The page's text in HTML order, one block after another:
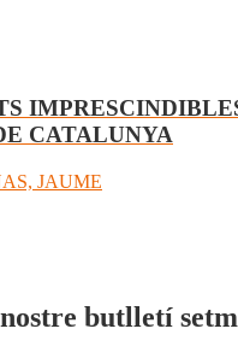
CATALUNYA
JAUME
butlletí